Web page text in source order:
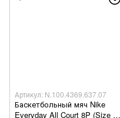
Артикул: N.100.4369.637.07
Баскетбольный мяч Nike
Everyday All Court 8P (Size 7)